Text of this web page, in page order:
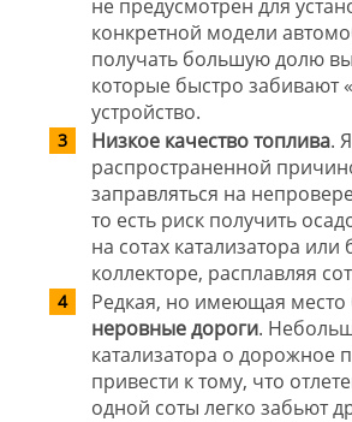
не предусмотрен для
конкретной модели
получать большую долю
которые быстро забивают
устройство.
Низкое качество топлива.
распространенной
заправляться на
то есть риск получить
на сотах катализатора или
коллекторе, расплавляя
Редкая, но имеющая
неровные дороги.
катализатора о дорожное
привести к тому, что
одной соты легко забьют